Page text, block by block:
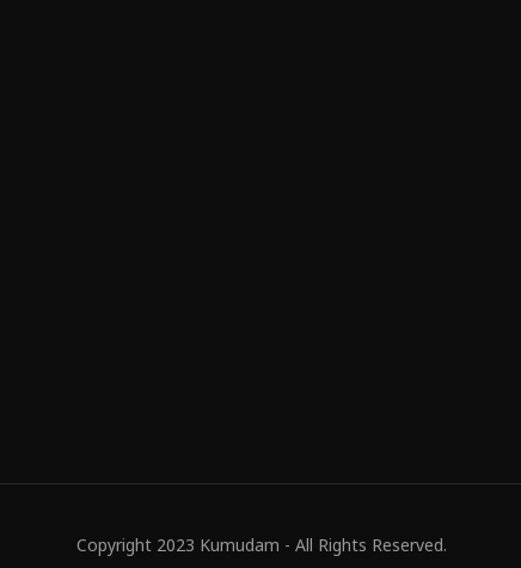
Copyright 2023 Kumudam - All Rights Reserved.